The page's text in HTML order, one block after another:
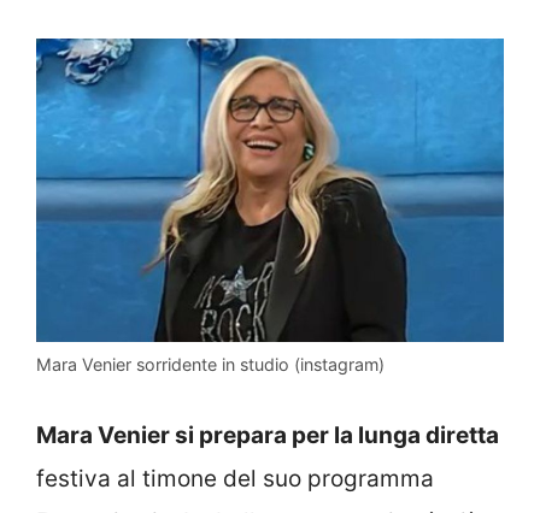
Mara Venier sorridente in studio (instagram)
Mara Venier si prepara per la lunga diretta
festiva al timone del suo programma